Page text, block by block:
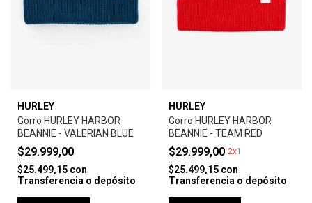
HURLEY
Gorro HURLEY HARBOR
BEANNIE - VALERIAN BLUE
$29.999,00
$25.499,15 con
Transferencia o depósito
HURLEY
Gorro HURLEY HARBOR
BEANNIE - TEAM RED
$29.999,00 2x1
$25.499,15 con
Transferencia o depósito